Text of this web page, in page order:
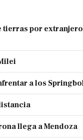
tierras por
a los
llega a Mendoza